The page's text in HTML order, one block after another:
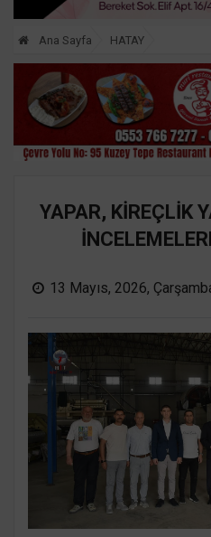
Ana Sayfa HATAY
YAPAR, KİREÇLİK
13 Mayıs, 2026,